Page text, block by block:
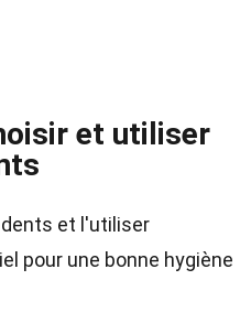
et utiliser
dents et l'utiliser
pour une bonne hygiène